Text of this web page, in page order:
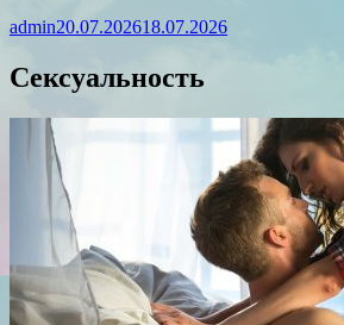
admin20.07.202618.07.2026
Сексуальность